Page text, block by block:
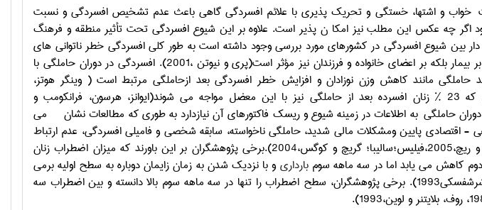
خواب و اشتها، خستگي و تحريك پذيري با علائم افسردگي گاهي باعث عدم تشخيص افسردگي و نسبت
اگر چه عكس اين مطلب نيز امكا ن پذير است. علاوه بر اين شيوع افسردگي تحت تأثير منطقه و فرهنگ
بين شيوع افسردگي در كشورهاي مورد بررسي وجود داشته است به طور كلي افسردگي خطر ناتواني هاي
اجتماعي و فيزيكي را افزايش مي دهد و نه تنها بر بيمار بلكه بر اعضاي خانواده و فرزندان نيز مؤثر است(پری و نیوتن ،2001). افسردگي در دوران حاملگي با
حاملگي مانند كاهش وزن نوزادان و افزايش خطر افسردگي بعد ازحاملگي مرتبط است ( وینگر هوتز،
پاسچیر،دکیر، پارلبرگ و جین،1995). به طوري كه 23 % زنان افسرده بعد از حاملگي نيز با اين معضل مواجه مي شوند(ایوانز، هرسون، فرانکومب و
به اطلاعات در زمينه شيوع و ريسك فاكتورهاي آن نيازدارد به طوري كه مطالعات نشان
مي
- اقتصادي پايين ومشكلات مالي شديد، حاملگي ناخواسته، سابقه شخصي و فاميلي افسردگي، عدم ارتباط
مناسب با همسر مرتبط است (لطیفی؛خسروانی و ریچ،2005،فیلیس؛سالیبا؛ گریچ و کوگس،2004).برخي پژوهشگران بر اين باورند كه ميزان اضطراب زنان
دوم كاهش مي يابد اما در سه ماهه سومبارداريو با نزديك شدن به زمان زايمان دوباره به سطح اوليه برمي
گردد (لوبين ،گاردنر 1975، روت، لدرمن،1990، شرشفسكي1993). برخي پژوهشگران، سطح اضطراب را تنها در سه ماهه سوم بالا دانسته و بين اضطراب سه